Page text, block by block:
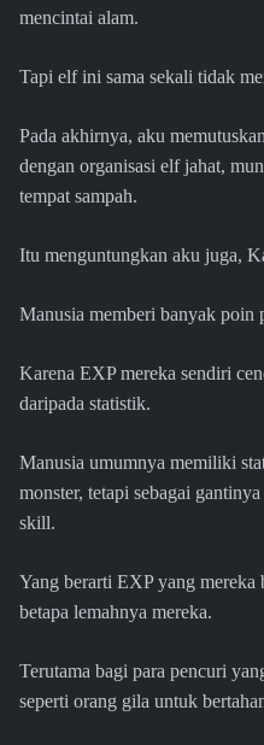
mencintai alam.
Tapi elf ini sama sekali tidak
Pada akhirnya, aku
dengan organisasi elf jahat,
tempat sampah.
Itu menguntungkan aku juga,
Manusia memberi banyak poin
Karena EXP mereka sendiri
daripada statistik.
Manusia umumnya memiliki
monster, tetapi sebagai
skill.
Yang berarti EXP yang
betapa lemahnya mereka.
Terutama bagi para pencuri
seperti orang gila untuk